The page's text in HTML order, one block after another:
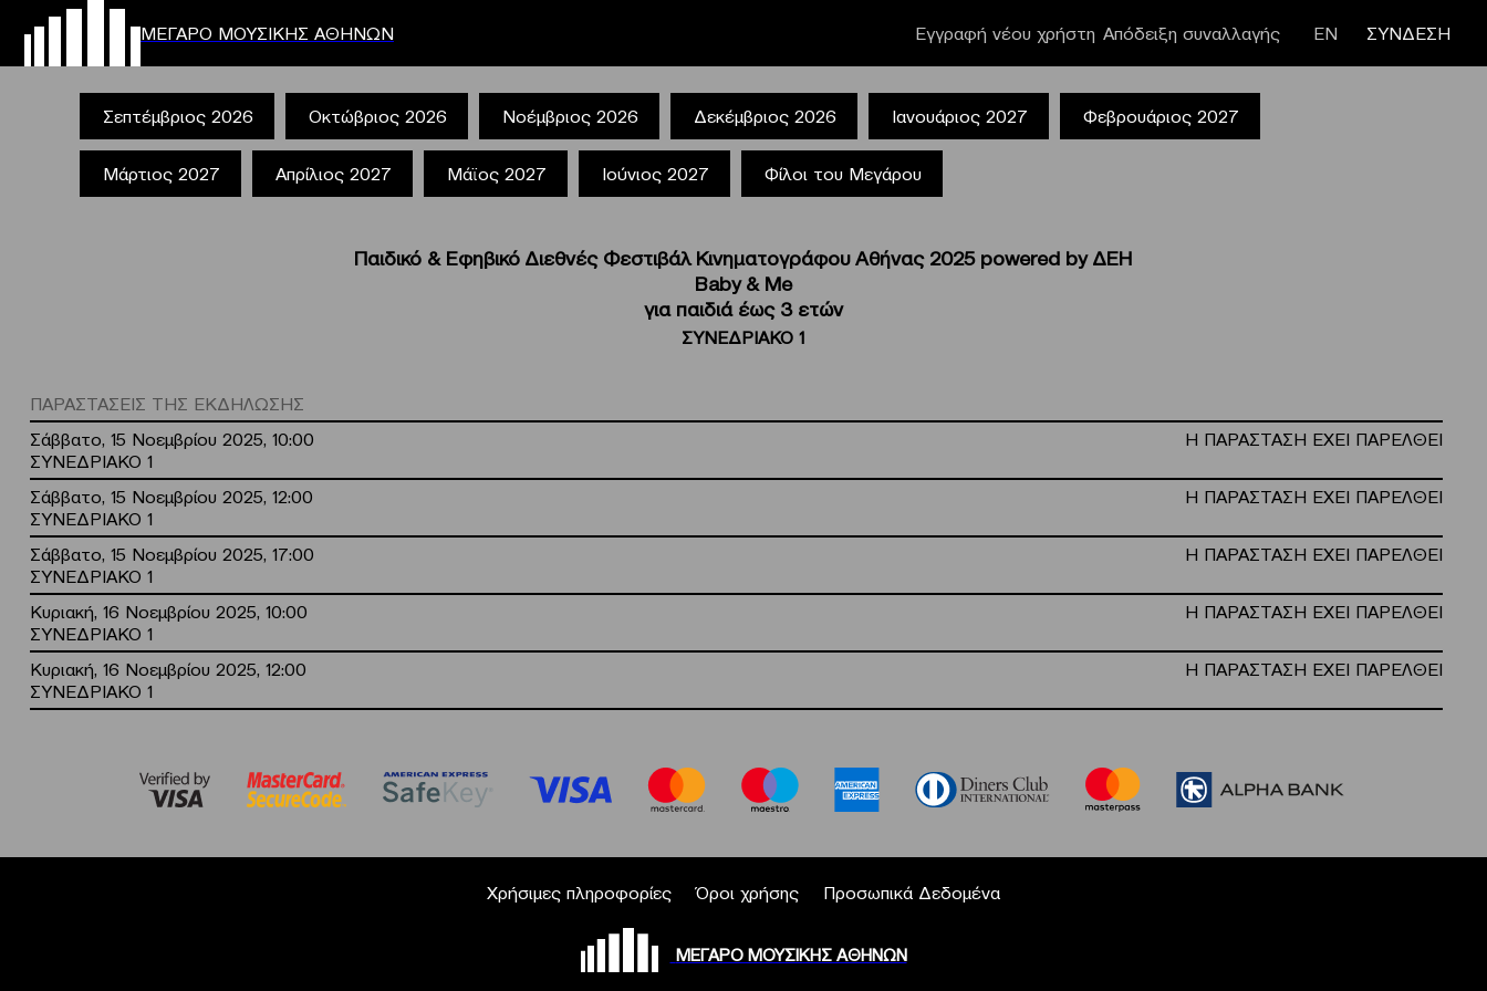
ΜΕΓΑΡΟ ΜΟΥΣΙΚΗΣ ΑΘΗΝΩΝ Απόδειξη συναλλαγής
Εγγραφή νέου χρήστη ΕΝ ΣΥΝΔΕΣΗ
Σεπτέμβριος 2026 Οκτώβριος 2026 Νοέμβριος 2026 Δεκέμβριος 2026 Ιανουάριος 2027 Φεβρουάριος 2027
Μάρτιος 2027 Απρίλιος 2027 Μάϊος 2027 Ιούνιος 2027 Φίλοι του Μεγάρου
Παιδικό & Εφηβικό Διεθνές Φεστιβάλ Κινηματογράφου Αθήνας 2025 powered by ΔΕΗ
Baby & Me
για παιδιά έως 3 ετών
ΣΥΝΕΔΡΙΑΚΟ 1
ΠΑΡΑΣΤΑΣΕΙΣ ΤΗΣ ΕΚΔΗΛΩΣΗΣ
Σάββατο, 15 Νοεμβρίου 2025, 10:00
Η ΠΑΡΑΣΤΑΣΗ ΕΧΕΙ ΠΑΡΕΛΘΕΙ
ΣΥΝΕΔΡΙΑΚΟ 1
Σάββατο, 15 Νοεμβρίου 2025, 12:00
Η ΠΑΡΑΣΤΑΣΗ ΕΧΕΙ ΠΑΡΕΛΘΕΙ
ΣΥΝΕΔΡΙΑΚΟ 1
Σάββατο, 15 Νοεμβρίου 2025, 17:00
Η ΠΑΡΑΣΤΑΣΗ ΕΧΕΙ ΠΑΡΕΛΘΕΙ
ΣΥΝΕΔΡΙΑΚΟ 1
Κυριακή, 16 Νοεμβρίου 2025, 10:00
Η ΠΑΡΑΣΤΑΣΗ ΕΧΕΙ ΠΑΡΕΛΘΕΙ
ΣΥΝΕΔΡΙΑΚΟ 1
Κυριακή, 16 Νοεμβρίου 2025, 12:00
Η ΠΑΡΑΣΤΑΣΗ ΕΧΕΙ ΠΑΡΕΛΘΕΙ
ΣΥΝΕΔΡΙΑΚΟ 1
Χρήσιμες πληροφορίες Όροι χρήσης Προσωπικά Δεδομένα
ΜΕΓΑΡΟ ΜΟΥΣΙΚΗΣ ΑΘΗΝΩΝ